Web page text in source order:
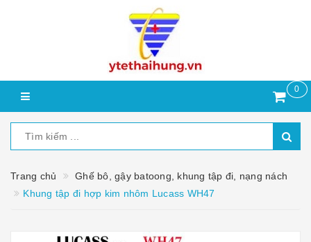
0
Trang chủ
Ghế bô, gậy batoong, khung tập đi, nạng nách
Khung tập đi hợp kim nhôm Lucass WH47